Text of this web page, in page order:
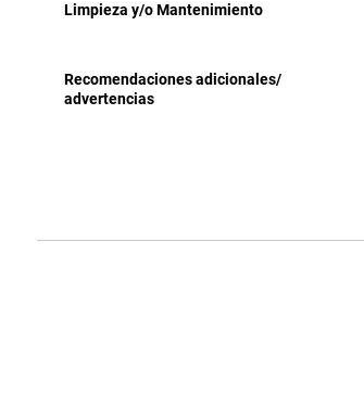
Limpieza y/o Mantenimiento
Recomendaciones adicionales/
advertencias